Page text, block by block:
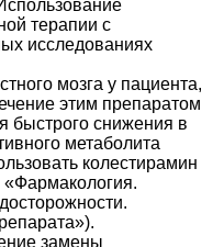
терапии с
исследованиях
мозга у пациента,
этим препаратом
быстрого снижения в
метаболита
колестирамин
«Фармакология.
замены